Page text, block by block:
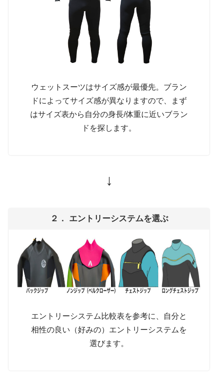
ウェットスーツはサイズ感が最優先。ブラン
ドによってサイズ感が異なりますので、まず
はサイズ表から自分の身長/体重に近いブラン
ドを探します。
↓
２． エントリーシステムを選ぶ
エントリーシステム比較表を参考に、自分と
相性の良い（好みの）エントリーシステムを
選びます。